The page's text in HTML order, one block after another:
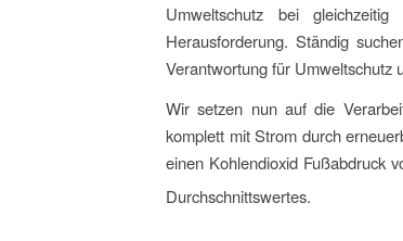
Umweltschutz bei
Herausforderung. Ständig
Verantwortung für Umweltschutz
Wir setzen nun auf die
komplett mit Strom durch
einen Kohlendioxid Fußabdruck
Durchschnittswertes.